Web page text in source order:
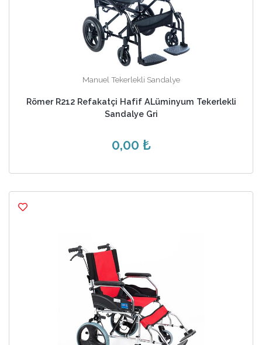
Manuel Tekerlekli Sandalye
Römer R212 Refakatçi Hafif ALüminyum Tekerlekli
Sandalye Gri
0,00 ₺